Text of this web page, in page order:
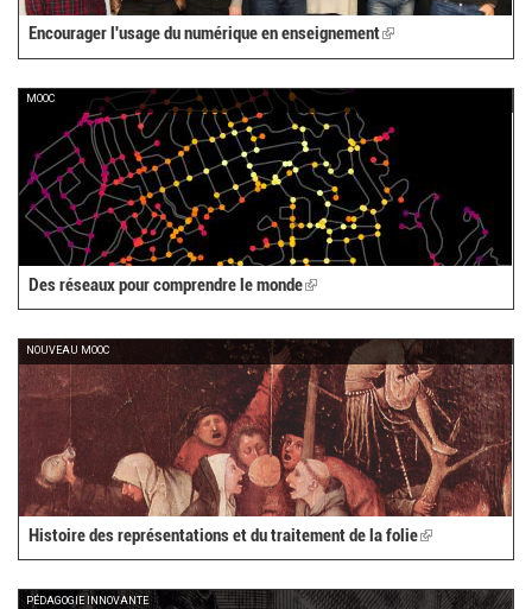
Encourager l'usage du numérique en enseignement(link
MOOC
Des réseaux pour comprendre le monde(link
NOUVEAU MOOC
Histoire des représentations et du traitement de la folie(link
is
PÉDAGOGIE INNOVANTE